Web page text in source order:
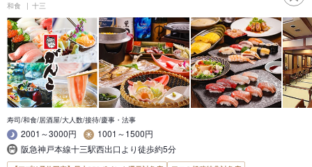
和食 十三
寿司/和食/居酒屋/大人数/接待/慶事・法事
2001～3000円
1001～1500円
阪急神戸本線十三駅西出口より徒歩約5分